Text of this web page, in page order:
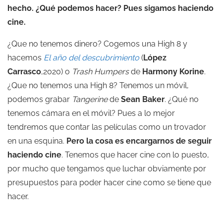
hecho. ¿Qué podemos hacer? Pues sigamos haciendo
cine.
¿Que no tenemos dinero? Cogemos una High 8 y
hacemos El año del descubrimiento (López
Carrasco,2020) o Trash Humpersde Harmony Korine.
¿Que no tenemos una High 8? Tenemos un móvil,
podemos grabar Tangerinede Sean Baker. ¿Qué no
tenemos cámara en el móvil? Pues a lo mejor
tendremos que contar las películas como un trovador
en una esquina. Pero la cosa es encargarnos de seguir
haciendo cine. Tenemos que hacer cine con lo puesto,
por mucho que tengamos que luchar obviamente por
presupuestos para poder hacer cine como se tiene que
hacer.